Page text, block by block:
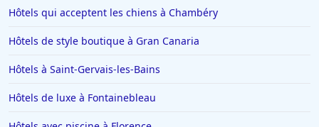
Hôtels qui acceptent les chiens à Chambéry
Hôtels de style boutique à Gran Canaria
Hôtels à Saint-Gervais-les-Bains
Hôtels de luxe à Fontainebleau